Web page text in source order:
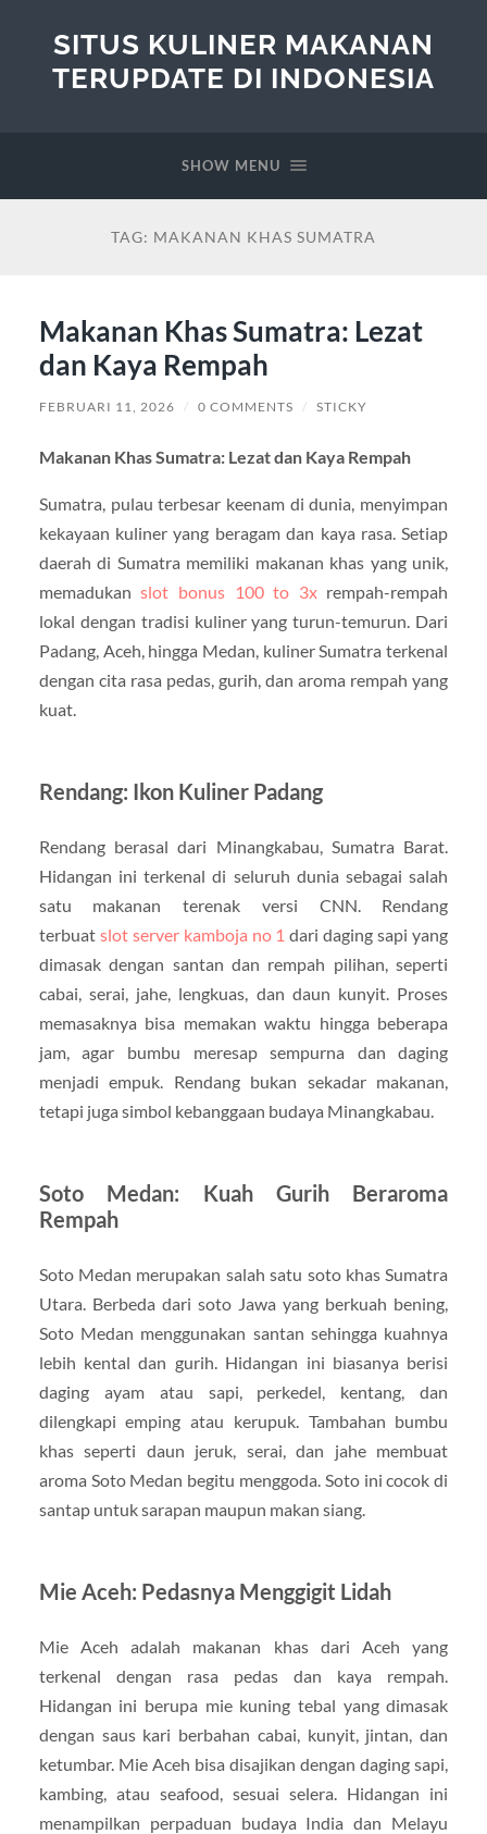
SITUS KULINER MAKANAN
TERUPDATE DI INDONESIA
SHOW MENU
TAG: MAKANAN KHAS SUMATRA
Makanan Khas Sumatra: Lezat
dan Kaya Rempah
FEBRUARI 11, 2026 / 0 COMMENTS / STICKY
Makanan Khas Sumatra: Lezat dan Kaya Rempah
Sumatra, pulau terbesar keenam di dunia, menyimpan
kekayaan kuliner yang beragam dan kaya rasa. Setiap
daerah di Sumatra memiliki makanan khas yang unik,
memadukanslot bonus 100 to 3xrempah-rempah
lokal dengan tradisi kuliner yang turun-temurun. Dari
Padang, Aceh, hingga Medan, kuliner Sumatra terkenal
dengan cita rasa pedas, gurih, dan aroma rempah yang
kuat.
Rendang: Ikon Kuliner Padang
Rendang berasal dari Minangkabau, Sumatra Barat.
Hidangan ini terkenal di seluruh dunia sebagai salah
satu makanan terenak versi CNN. Rendang
terbuat slot server kamboja no 1 dari daging sapi yang
dimasak dengan santan dan rempah pilihan, seperti
cabai, serai, jahe, lengkuas, dan daun kunyit. Proses
memasaknya bisa memakan waktu hingga beberapa
jam, agar bumbu meresap sempurna dan daging
menjadi empuk. Rendang bukan sekadar makanan,
tetapi juga simbol kebanggaan budaya Minangkabau.
Soto Medan: Kuah Gurih Beraroma
Rempah
Soto Medan merupakan salah satu soto khas Sumatra
Utara. Berbeda dari soto Jawa yang berkuah bening,
Soto Medan menggunakan santan sehingga kuahnya
lebih kental dan gurih. Hidangan ini biasanya berisi
daging ayam atau sapi, perkedel, kentang, dan
dilengkapi emping atau kerupuk. Tambahan bumbu
khas seperti daun jeruk, serai, dan jahe membuat
aroma Soto Medan begitu menggoda. Soto ini cocok di
santap untuk sarapan maupun makan siang.
Mie Aceh: Pedasnya Menggigit Lidah
Mie Aceh adalah makanan khas dari Aceh yang
terkenal dengan rasa pedas dan kaya rempah.
Hidangan ini berupa mie kuning tebal yang dimasak
dengan saus kari berbahan cabai, kunyit, jintan, dan
ketumbar. Mie Aceh bisa disajikan dengan daging sapi,
kambing, atau seafood, sesuai selera. Hidangan ini
menampilkan perpaduan budaya India dan Melayu